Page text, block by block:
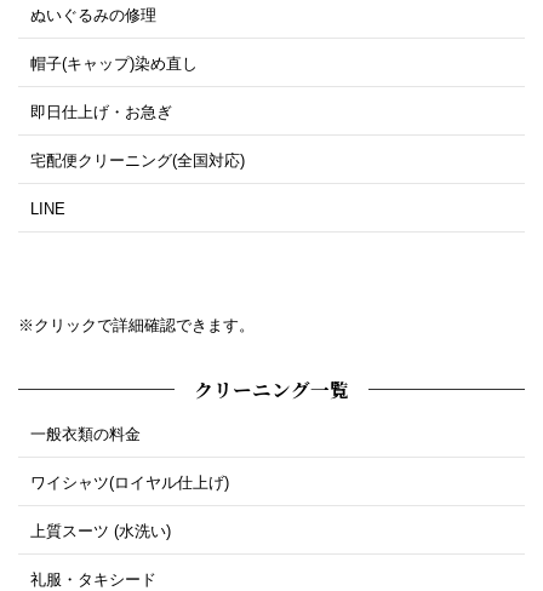
ぬいぐるみの修理
帽子(キャップ)染め直し
即日仕上げ・お急ぎ
宅配便クリーニング(全国対応)
LINE
※クリックで詳細確認できます。
クリーニング一覧
一般衣類の料金
ワイシャツ(ロイヤル仕上げ)
上質スーツ (水洗い)
礼服・タキシード